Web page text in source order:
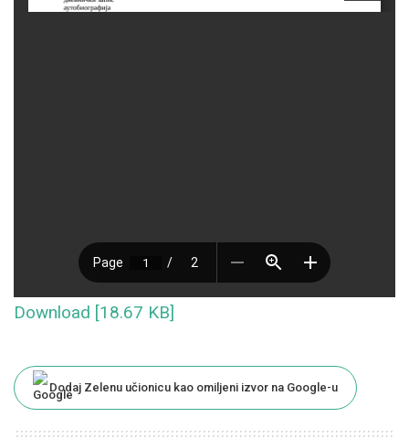
Download [18.67 KB]
Dodaj Zelenu učionicu kao omiljeni izvor na Google-u